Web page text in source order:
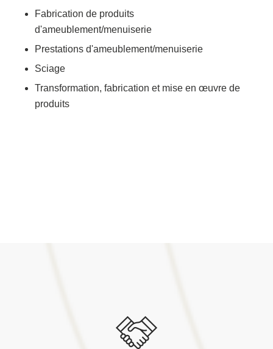
Fabrication de produits
d'ameublement/menuiserie
Prestations d'ameublement/menuiserie
Sciage
Transformation, fabrication et mise en œuvre de
produits